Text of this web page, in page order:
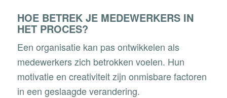
HOE BETREK JE MEDEWERKERS IN
HET PROCES?
Een organisatie kan pas ontwikkelen als
medewerkers zich betrokken voelen. Hun
motivatie en creativiteit zijn onmisbare factoren
in een geslaagde verandering.